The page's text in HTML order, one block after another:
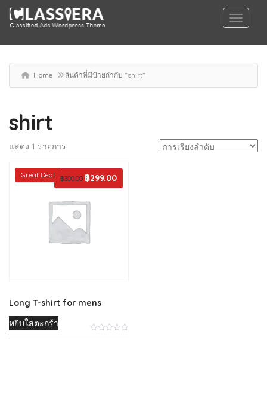
Home สินค้าที่มีป้ายกำกับ “shirt”
shirt
แสดง 1 รายการ
Great Deal
Long T-shirt for mens
฿300.00 Original
was:
฿299.00Current
หยิบใส่ตะกร้า